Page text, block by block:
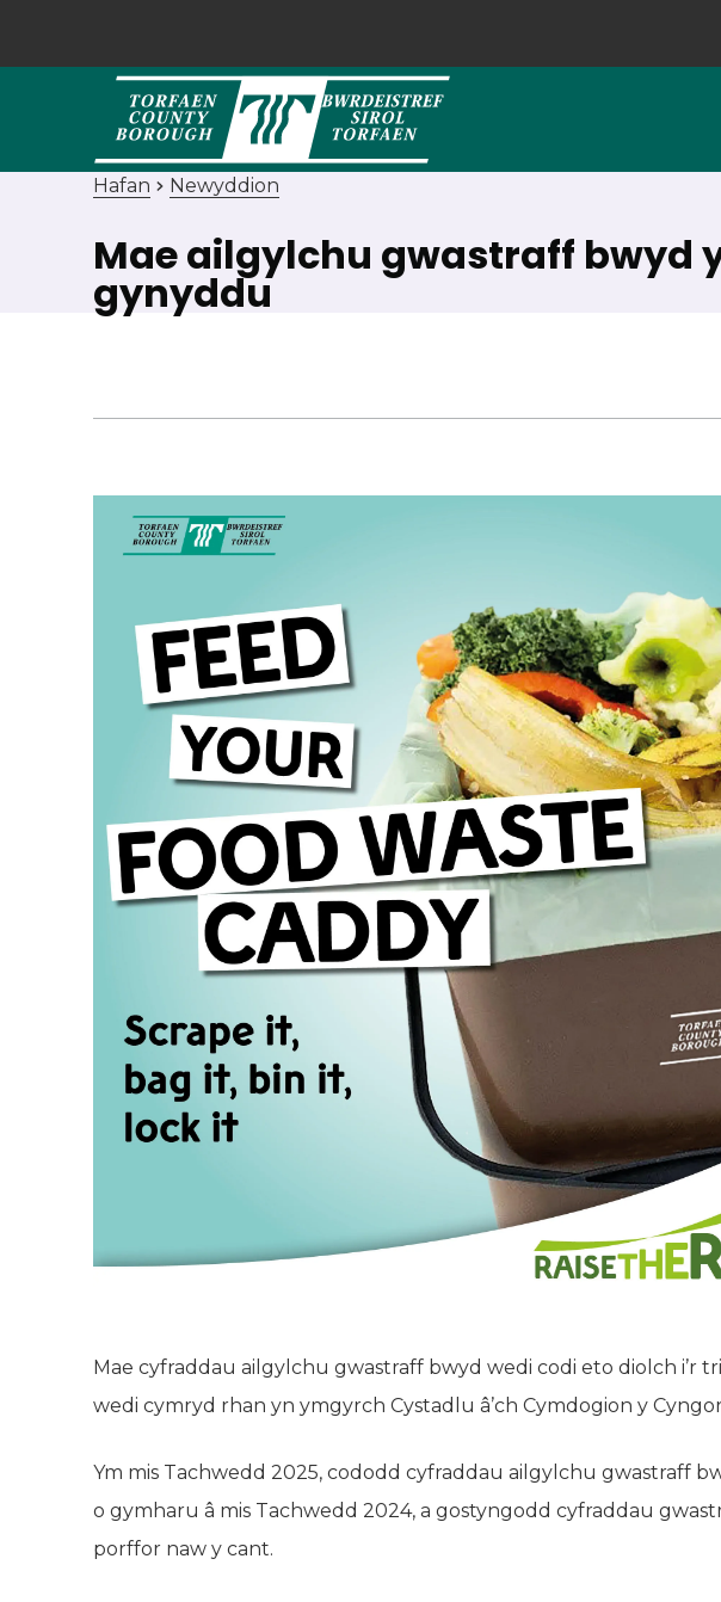
Hafan Newyddion
Mae ailgylchu gwastraff bwyd
gynyddu
Mae cyfraddau ailgylchu gwastraff bwyd wedi codi eto diolch i’r
wedi cymryd rhan yn ymgyrch Cystadlu â’ch Cymdogion y
Ym mis Tachwedd 2025, cododd cyfraddau ailgylchu gwastraff
o gymharu â mis Tachwedd 2024, a gostyngodd cyfraddau
porffor naw y cant.